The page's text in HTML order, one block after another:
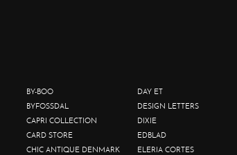
BY-BOO
BYFOSSDAL
CAPRI COLLECTION
CARD STORE
CHIC ANTIQUE DENMARK
DAY ET
DESIGN LETTERS
DIXIE
EDBLAD
ELERIA CORTES